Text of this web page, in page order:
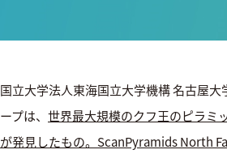
国立大学法人東海国立大学機構 名古屋
ープは、 世界最大規模のクフ王のピラミ
が発見したもの。ScanPyramids North